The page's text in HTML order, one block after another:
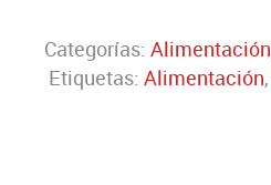
Categorías: Alimentación
Etiquetas: Alimentación,